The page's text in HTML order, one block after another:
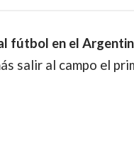
fútbol en el
salir al campo el